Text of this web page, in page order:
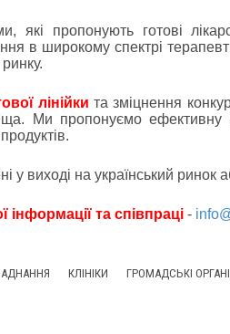
які пропонують готові
в широкому спектрі
лінійки та зміцнення
Ми пропонуємо
у виході на український ринок
та співпраці -
КЛІНІКИ ГРОМАДСЬКІ